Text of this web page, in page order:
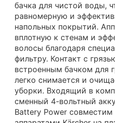
бачка для чистой воды,
равномерную и
напольных покрытий.
вплотную к стенам и
волосы благодаря
фильтру. Контакт с
встроенным бачком для
легко снимается и
уборки. Входящий в
сменный 4-вольтный
Battery Power